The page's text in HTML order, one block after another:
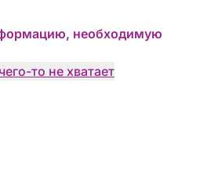
необходимую
то не хватает